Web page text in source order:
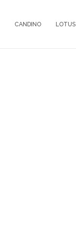
CANDINO LOTUS